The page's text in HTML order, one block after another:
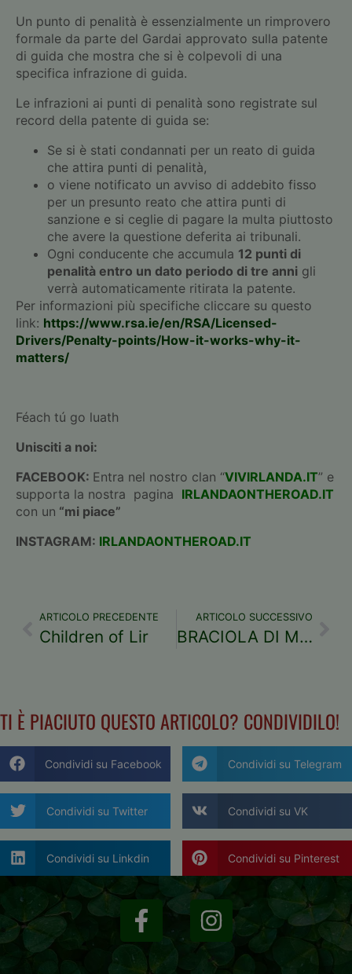
Un punto di penalità è essenzialmente un rimprovero
formale da parte del Gardai approvato sulla patente
di guida che mostra che si è colpevoli di una
specifica infrazione di guida.
Le infrazioni ai punti di penalità sono registrate sul
record della patente di guida se:
Se si è stati condannati per un reato di guida
che attira punti di penalità,
o viene notificato un avviso di addebito fisso
per un presunto reato che attira punti di
sanzione e si ceglie di pagare la multa piuttosto
che avere la questione deferita ai tribunali.
Ogni conducente che accumula 12 punti di
penalità entro un dato periodo di tre anni gli
verrà automaticamente ritirata la patente.
Per informazioni più specifiche cliccare su questo
link: https://www.rsa.ie/en/RSA/Licensed-
Drivers/Penalty-points/How-it-works-why-it-
matters/
Féach tú go luath
Unisciti a noi:
FACEBOOK: Entra nel nostro clan “VIVIRLANDA.IT” e
supporta la nostra pagina IRLANDAONTHEROAD.IT
con un “mi piace”
INSTAGRAM: IRLANDAONTHEROAD.IT
ARTICOLO PRECEDENTE
Children of Lir
ARTICOLO SUCCESSIVO
BRACIOLA DI MAIALE ALLA GRIGLIA E FRITTURA DI VERDURE
TI È PIACIUTO QUESTO ARTICOLO? CONDIVIDILO!
Condividi su Facebook Condividi su Telegram
Condividi su Twitter Condividi su VK
Condividi su Linkdin Condividi su Pinterest